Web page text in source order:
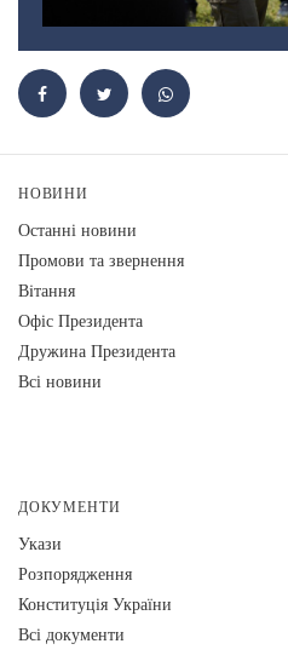
НОВИНИ
Останні новини
Промови та звернення
Вiтання
Офіс Президента
Дружина Президента
Всі новини
ДОКУМЕНТИ
Укази
Розпорядження
Конституція України
Всі документи